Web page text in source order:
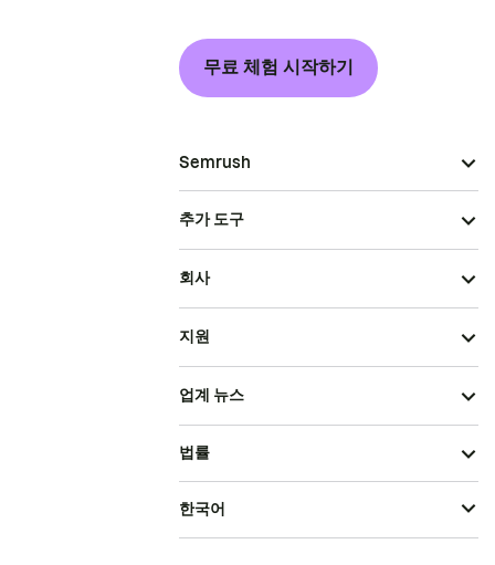
무료 체험 시작하기
Semrush
추가 도구
회사
지원
업계 뉴스
법률
한국어